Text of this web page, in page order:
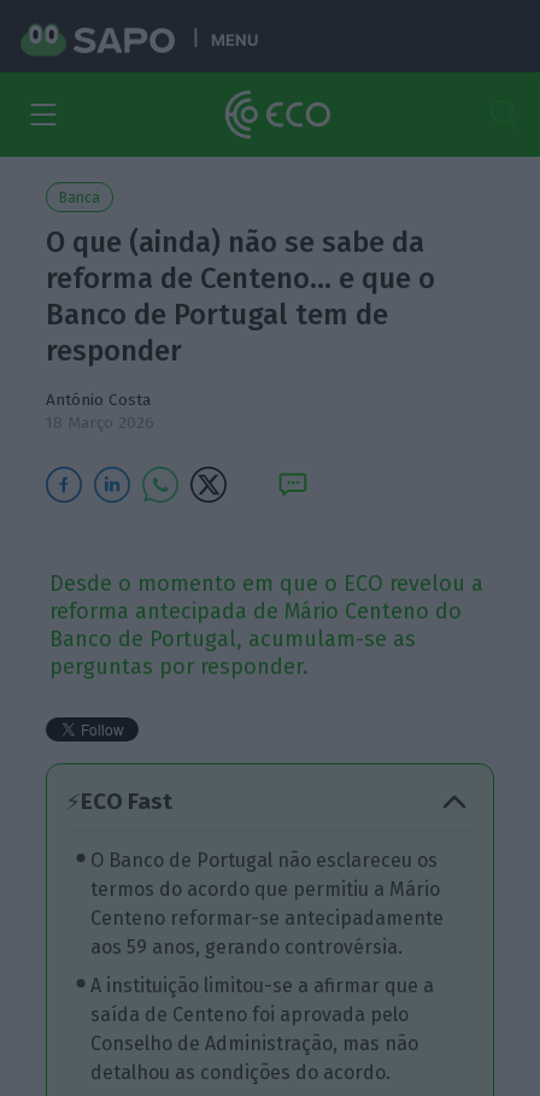
MENU
Banca
O que (ainda) não se sabe da
reforma de Centeno… e que o
Banco de Portugal tem de
responder
António Costa
18 Março 2026
Desde o momento em que o ECO revelou a
reforma antecipada de Mário Centeno do
Banco de Portugal, acumulam-se as
perguntas por responder.
⚡ECO Fast
O Banco de Portugal não esclareceu os
termos do acordo que permitiu a Mário
Centeno reformar-se antecipadamente
aos 59 anos, gerando controvérsia.
A instituição limitou-se a afirmar que a
saída de Centeno foi aprovada pelo
Conselho de Administração, mas não
detalhou as condições do acordo.